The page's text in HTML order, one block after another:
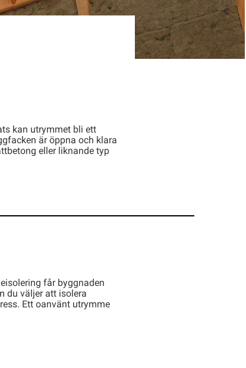
kan utrymmet bli ett
är öppna och klara
eller liknande typ
får byggnaden
du väljer att isolera
Ett oanvänt utrymme